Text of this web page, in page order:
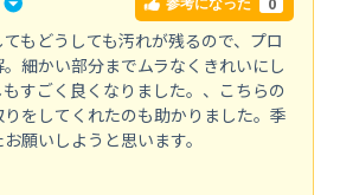
参考になった
もどうしても汚れが残るので、プロ
細かい部分までムラなくきれいにし
すごく良くなりました。、こちらの
をしてくれたのも助かりました。季
願いしようと思います。